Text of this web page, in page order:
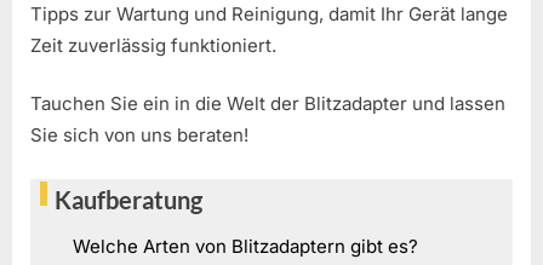
Tipps zur Wartung und Reinigung, damit Ihr Gerät lange
Zeit zuverlässig funktioniert.
Tauchen Sie ein in die Welt der Blitzadapter und lassen
Sie sich von uns beraten!
Kaufberatung
Welche Arten von Blitzadaptern gibt es?